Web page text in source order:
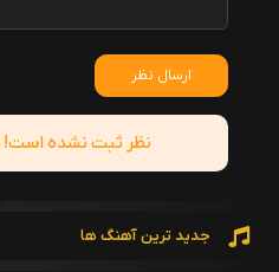
ارسال نظر
نظر ثبت نشده است!
جدید ترین آهنگ ها